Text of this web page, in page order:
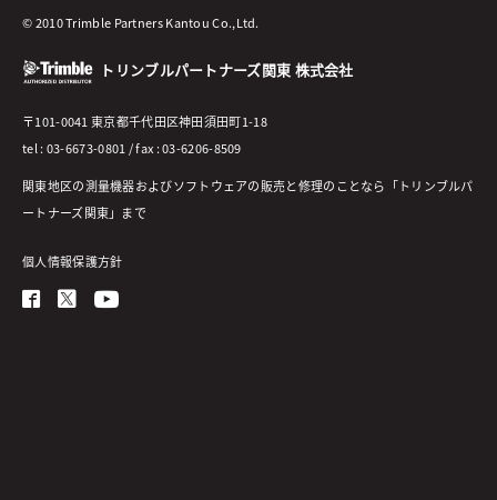
© 2010 Trimble Partners Kantou Co.,Ltd.
トリンブルパートナーズ関東 株式会社
〒101-0041 東京都千代田区神田須田町1-18
tel : 03-6673-0801 / fax : 03-6206-8509
関東地区の測量機器およびソフトウェアの販売と修理のことなら「トリンブルパ
ートナーズ関東」まで
個人情報保護方針